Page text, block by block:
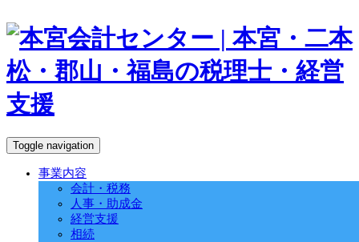
Toggle navigation
事業内容
会計・税務
人事・助成金
経営支援
相続